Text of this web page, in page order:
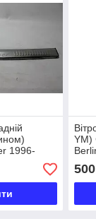
1996-
YM)
500